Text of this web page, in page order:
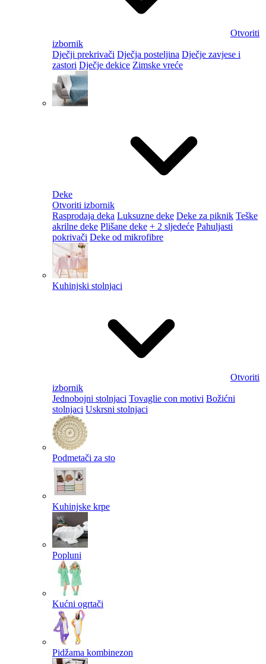
Otvoriti
izbornik
Dječji prekrivači Dječja posteljina Dječje zavjese i
zastori Dječje dekice Zimske vreće
Deke
Otvoriti izbornik
Rasprodaja deka Luksuzne deke Deke za piknik Teške
akrilne deke Plišane deke + 2 sljedeće Pahuljasti
pokrivači Deke od mikrofibre
Kuhinjski stolnjaci
Otvoriti
izbornik
Jednobojni stolnjaci Tovaglie con motivi Božićni
stolnjaci Uskrsni stolnjaci
Podmetači za sto
Kuhinjske krpe
Popluni
Kućni ogrtači
Pidžama kombinezon